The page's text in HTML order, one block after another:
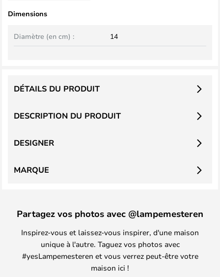
Dimensions
Diamètre (en cm) : 14
DESCRIPTION DU PRODUIT
DÉTAILS DU PRODUIT
DESIGNER
MARQUE
Partagez vos photos avec @lampemesteren
Inspirez-vous et laissez-vous inspirer, d'une maison
unique à l'autre. Taguez vos photos avec
#yesLampemesteren et vous verrez peut-être votre
maison ici !